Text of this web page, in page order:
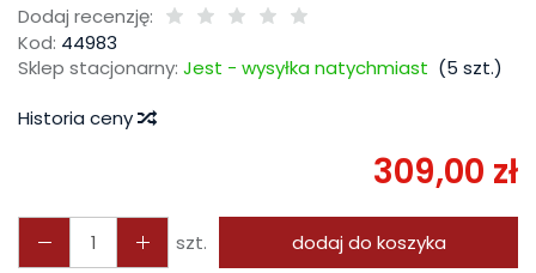
Dodaj recenzję:
Kod: 44983
Sklep stacjonarny: Jest - wysyłka natychmiast (5 szt.)
Historia ceny
309,00 zł
szt. dodaj do koszyka